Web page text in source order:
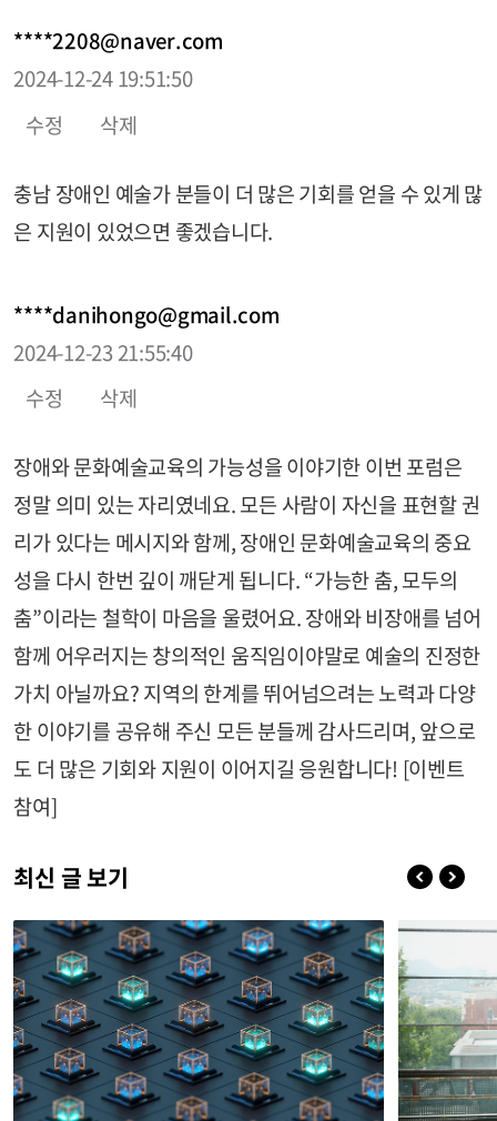
****2208@naver.com
2024-12-24 19:51:50
수정
삭제
충남 장애인 예술가 분들이 더 많은 기회를 얻을 수 있게 많
은 지원이 있었으면 좋겠습니다.
****danihongo@gmail.com
2024-12-23 21:55:40
수정
삭제
장애와 문화예술교육의 가능성을 이야기한 이번 포럼은
정말 의미 있는 자리였네요. 모든 사람이 자신을 표현할 권
리가 있다는 메시지와 함께, 장애인 문화예술교육의 중요
성을 다시 한번 깊이 깨닫게 됩니다. “가능한 춤, 모두의
춤”이라는 철학이 마음을 울렸어요. 장애와 비장애를 넘어
함께 어우러지는 창의적인 움직임이야말로 예술의 진정한
가치 아닐까요? 지역의 한계를 뛰어넘으려는 노력과 다양
한 이야기를 공유해 주신 모든 분들께 감사드리며, 앞으로
도 더 많은 기회와 지원이 이어지길 응원합니다! [이벤트
참여]
최신 글 보기